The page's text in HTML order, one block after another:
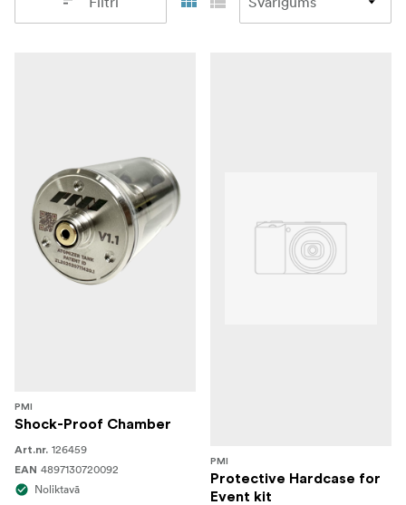
PMI
Shock-Proof Chamber
Art.nr. 126459
EAN 4897130720092
Noliktavā
PMI
Protective Hardcase for
Event kit